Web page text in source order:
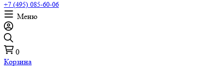
+7 (495) 085-60-06
Меню
0
Корзина